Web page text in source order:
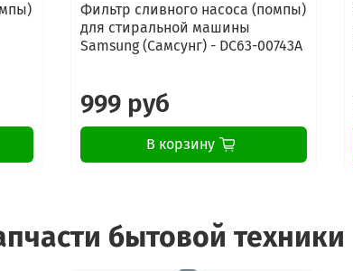
Фильтр сливного насоса (помпы)
для стиральной машины
Samsung (Самсунг) - DC63-00743A
999 руб
В корзину
бытовой техники